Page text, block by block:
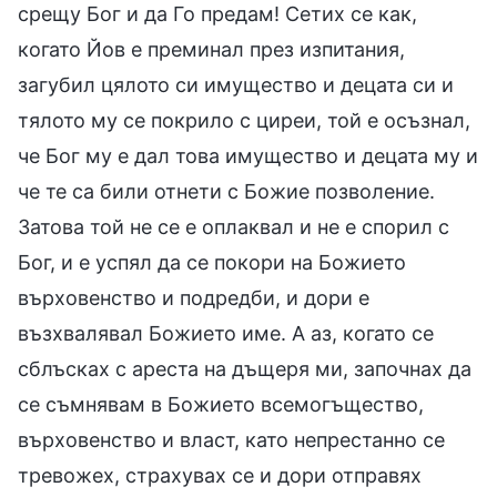
срещу Бог и да Го предам! Сетих се как,
когато Йов е преминал през изпитания,
загубил цялото си имущество и децата си и
тялото му се покрило с циреи, той е осъзнал,
че Бог му е дал това имущество и децата му и
че те са били отнети с Божие позволение.
Затова той не се е оплаквал и не е спорил с
Бог, и е успял да се покори на Божието
върховенство и подредби, и дори е
възхвалявал Божието име. А аз, когато се
сблъсках с ареста на дъщеря ми, започнах да
се съмнявам в Божието всемогъщество,
върховенство и власт, като непрестанно се
тревожех, страхувах се и дори отправях